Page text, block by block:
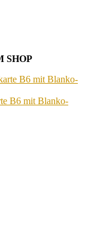
SHOP
B6 mit Blanko-